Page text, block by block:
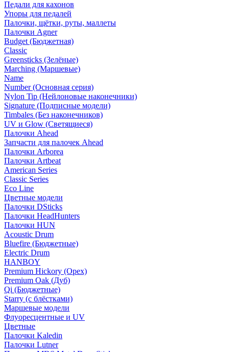
Педали для кахонов
Упоры для педалей
Палочки, щётки, руты, маллеты
Палочки Agner
Budget (Бюджетная)
Classic
Greensticks (Зелёные)
Marching (Маршевые)
Name
Number (Основная серия)
Nylon Tip (Нейлоновые наконечники)
Signature (Подписные модели)
Timbales (Без наконечников)
UV и Glow (Светящиеся)
Палочки Ahead
Запчасти для палочек Ahead
Палочки Arborea
Палочки Artbeat
American Series
Classic Series
Eco Line
Цветные модели
Палочки DSticks
Палочки HeadHunters
Палочки HUN
Acoustic Drum
Bluefire (Бюджетные)
Electric Drum
HANBOY
Premium Hickory (Орех)
Premium Oak (Дуб)
Qi (Бюджетные)
Starry (с блёстками)
Маршевые модели
Флуоресцентные и UV
Цветные
Палочки Kaledin
Палочки Lutner